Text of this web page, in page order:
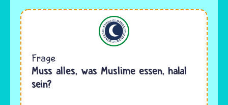
Frage
Muss alles, was Muslime essen, halal
sein?